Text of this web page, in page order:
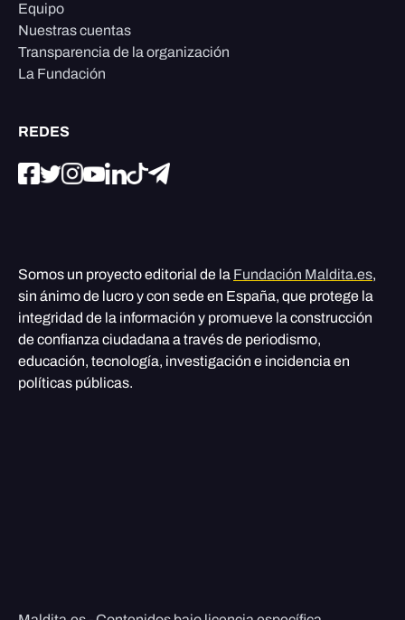
Equipo
Nuestras cuentas
Transparencia de la organización
La Fundación
REDES
Somos un proyecto editorial de la Fundación Maldita.es,
sin ánimo de lucro y con sede en España, que protege la
integridad de la información y promueve la construcción
de confianza ciudadana a través de periodismo,
educación, tecnología, investigación e incidencia en
políticas públicas.